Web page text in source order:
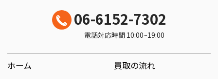
06-6152-7302
電話対応時間 10:00~19:00
ホーム
買取の流れ